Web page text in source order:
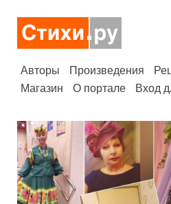
Авторы Произведения
Магазин
О портале Вход